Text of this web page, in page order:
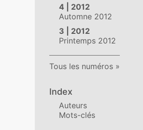
4 | 2012
Automne 2012
3 | 2012
Printemps 2012
Tous les numéros
Index
Auteurs
Mots-clés